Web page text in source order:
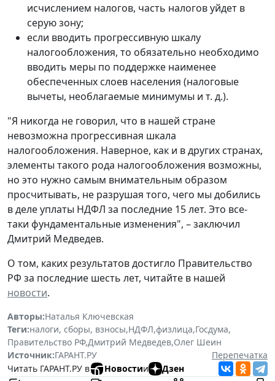
исчислением налогов, часть налогов уйдет в
серую зону;
если вводить прогрессивную шкалу
налогообложения, то обязательно необходимо
вводить меры по поддержке наименее
обеспеченных слоев населения (налоговые
вычеты, необлагаемые минимумы и т. д.).
"Я никогда не говорил, что в нашей стране
невозможна прогрессивная шкала
налогообложения. Наверное, как и в других странах,
элементы такого рода налогообложения возможны,
но это нужно самым внимательным образом
просчитывать, не разрушая того, чего мы добились
в деле уплаты НДФЛ за последние 15 лет. Это все-
таки фундаментальные изменения", – заключил
Дмитрий Медведев.
О том, каких результатов достигло Правительство
РФ за последние шесть лет, читайте в нашей
новости.
Авторы:Наталья Ключевская
Теги:налоги, сборы, взносы,НДФЛ,физлица,Госдума,
Правительство РФ,Дмитрий Медведев,Олег Шеин
Источник:ГАРАНТ.РУ
Перепечатка
Читать ГАРАНТ.РУ в
Новостии Дзен